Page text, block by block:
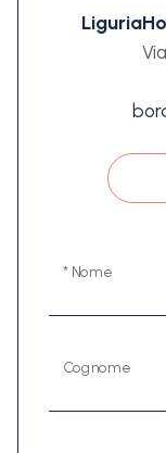
* Nome
Cognome